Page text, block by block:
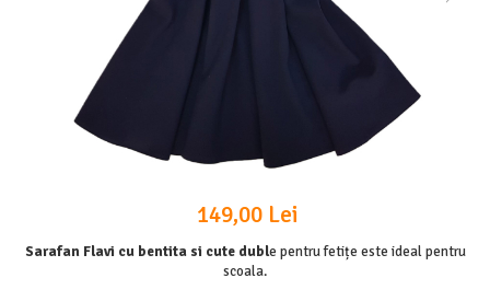
149,00 Lei
Sarafan Flavi cu bentita si cute duble pentru fetițe este ideal pentru
scoala.